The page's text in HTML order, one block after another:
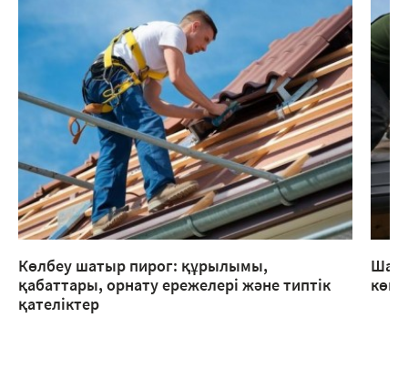
Көлбеу шатыр пирог: құрылымы,
қабаттары, орнату ережелері және типтік
қателіктер